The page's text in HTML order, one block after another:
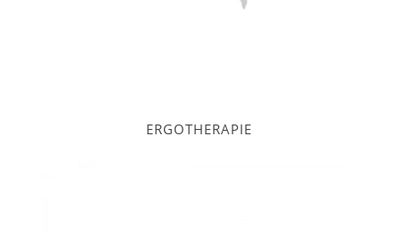
ERGOTHERAPIE